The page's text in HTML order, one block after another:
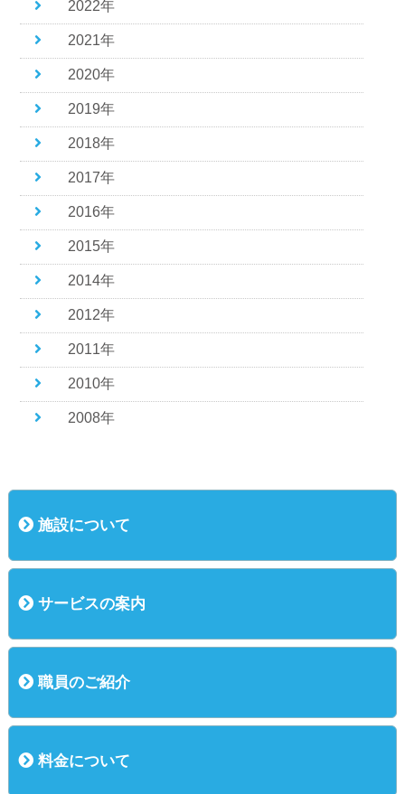
2022年
2021年
2020年
2019年
2018年
2017年
2016年
2015年
2014年
2012年
2011年
2010年
2008年
施設について
サービスの案内
職員のご紹介
料金について